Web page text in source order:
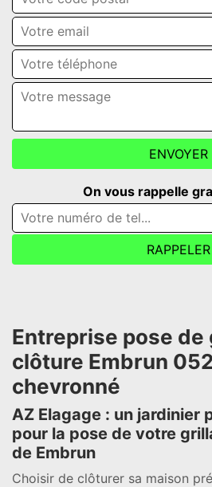
On vous rappelle
Entreprise pose de
clôture Embrun
chevronné
AZ Elagage : un jardinier
pour la pose de votre
de Embrun
Choisir de clôturer sa maison